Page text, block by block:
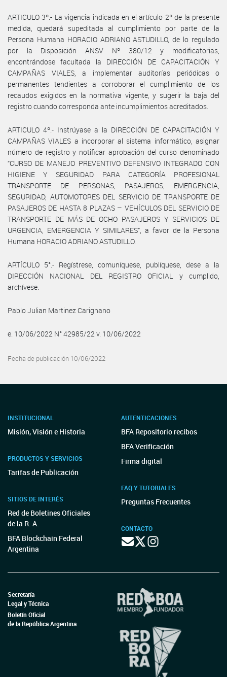
ARTICULO 3º.- La vigencia indicada en el artículo 2º de la presente
medida, quedará supeditada al cumplimiento por parte de la
Persona Humana HORACIO ADRIANO ASTUDILLO, de lo regulado
por la Disposición ANSV Nº 380/12 y modificatorias,
encontrándose facultada la DIRECCIÓN DE CAPACITACIÓN Y
CAMPAÑAS VIALES, a implementar auditorías periódicas o
permanentes tendientes a corroborar el cumplimiento de los
recaudos exigidos en la normativa vigente, y sugerir la baja del
registro cuando corresponda ante incumplimientos acreditados.
ARTICULO 4º.- Instrúyase a la DIRECCIÓN DE CAPACITACIÓN Y
CAMPAÑAS VIALES a incorporar al sistema informático, asignar
número de registro y notificar aprobación del curso denominado
“CURSO DE MANEJO PREVENTIVO DEFENSIVO INTEGRADO CON
HIGIENE Y SEGURIDAD PARA CATEGORÍA PROFESIONAL
TRANSPORTE DE PERSONAS, PASAJEROS, EMERGENCIA,
SEGURIDAD, AUTOMOTORES DEL SERVICIO DE TRANSPORTE DE
PASAJEROS DE HASTA 8 PLAZAS – VEHÍCULOS DEL SERVICIO DE
TRANSPORTE DE MÁS DE OCHO PASAJEROS Y SERVICIOS DE
URGENCIA, EMERGENCIA Y SIMILARES”, a favor de la Persona
Humana HORACIO ADRIANO ASTUDILLO.
ARTÍCULO 5°.- Regístrese, comuníquese, publíquese, dese a la
DIRECCIÓN NACIONAL DEL REGISTRO OFICIAL y cumplido,
archívese.
Pablo Julian Martinez Carignano
e. 10/06/2022 N° 42985/22 v. 10/06/2022
Fecha de publicación 10/06/2022
INSTITUCIONAL
Misión, Visión e Historia
PRODUCTOS Y SERVICIOS
Tarifas de Publicación
SITIOS DE INTERÉS
Red de Boletines Oficiales
de la R. A.
BFA Blockchain Federal
Argentina
AUTENTICACIONES
BFA Repositorio recibos
BFA Verificación
Firma digital
FAQ Y TUTORIALES
Preguntas Frecuentes
CONTACTO
Secretaría
Legal y Técnica
Boletín Oficial
de la República Argentina